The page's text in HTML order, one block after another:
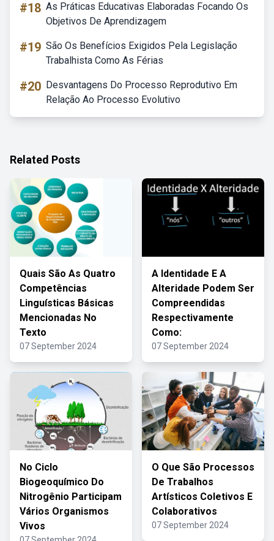
#18 As Práticas Educativas Elaboradas Focando Os
Objetivos De Aprendizagem
#19 São Os Benefícios Exigidos Pela Legislação
Trabalhista Como As Férias
#20 Desvantagens Do Processo Reprodutivo Em
Relação Ao Processo Evolutivo
Related Posts
Quais São As Quatro
Competências
Linguísticas Básicas
Mencionadas No
Texto
07 September 2024
A Identidade E A
Alteridade Podem Ser
Compreendidas
Respectivamente
Como:
07 September 2024
No Ciclo
Biogeoquímico Do
Nitrogênio Participam
Vários Organismos
Vivos
O Que São Processos
De Trabalhos
Artísticos Coletivos E
Colaborativos
07 September 2024